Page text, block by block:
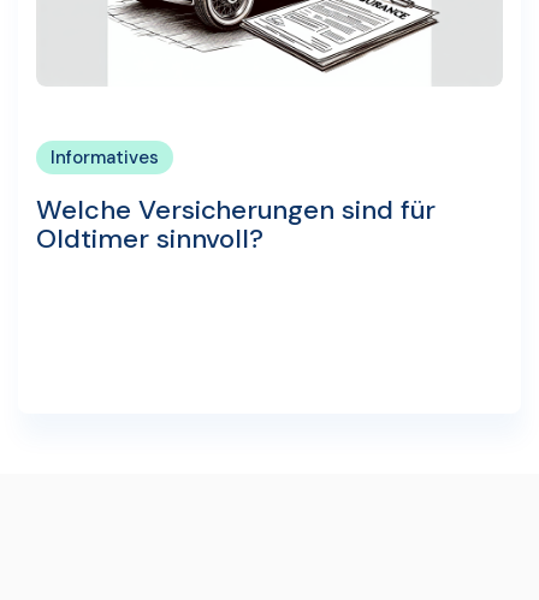
Informatives
Welche Versicherungen sind für
Oldtimer sinnvoll?